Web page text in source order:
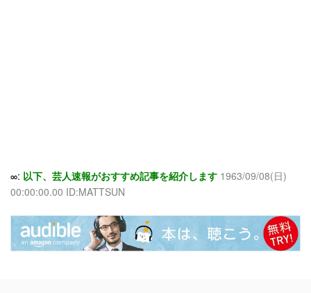
∞: 以下、芸人速報がおすすめ記事を紹介します 1963/09/08(日)
00:00:00.00 ID:MATTSUN